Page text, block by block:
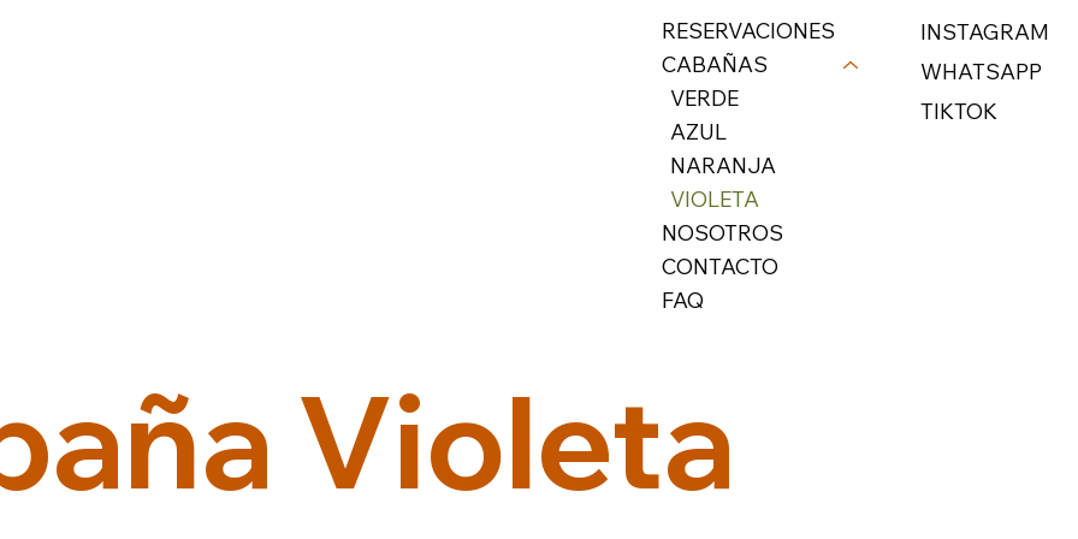
RESERVACIONES
CABAÑAS
VERDE
AZUL
NARANJA
VIOLETA
NOSOTROS
CONTACTO
FAQ
INSTAGRAM
WHATSAPP
TIKTOK
Violeta